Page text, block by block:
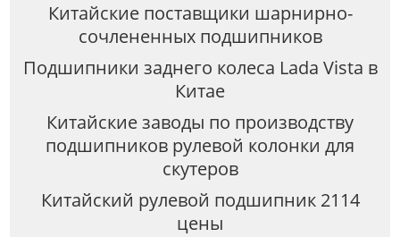
Китайские поставщики шарнирно-
сочлененных подшипников
Подшипники заднего колеса Lada Vista в
Китае
Китайские заводы по производству
подшипников рулевой колонки для
скутеров
Китайский рулевой подшипник 2114
цены